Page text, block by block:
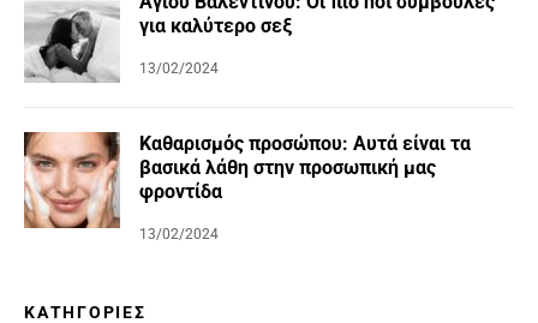
για καλύτερο σεξ
13/02/2024
Καθαρισμός προσώπου: Αυτά είναι τα
βασικά λάθη στην προσωπική μας
φροντίδα
13/02/2024
ΚΑΤΗΓΟΡΊΕΣ